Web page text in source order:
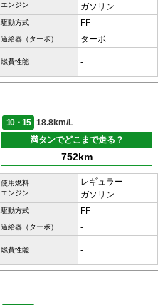
エンジン
ガソリン
駆動方式 FF
過給器（ターボ） ターボ
燃費性能 -
10・15
18.8km/L
満タンでどこまで走る？
752km
使用燃料
エンジン
レギュラー
ガソリン
駆動方式 FF
過給器（ターボ） -
燃費性能 -